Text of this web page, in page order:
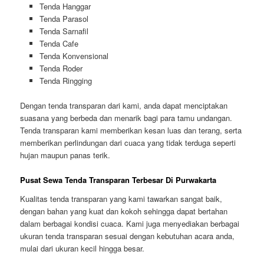
Tenda Hanggar
Tenda Parasol
Tenda Sarnafil
Tenda Cafe
Tenda Konvensional
Tenda Roder
Tenda Ringging
Dengan tenda transparan dari kami, anda dapat menciptakan
suasana yang berbeda dan menarik bagi para tamu undangan.
Tenda transparan kami memberikan kesan luas dan terang, serta
memberikan perlindungan dari cuaca yang tidak terduga seperti
hujan maupun panas terik.
Pusat Sewa Tenda Transparan Terbesar Di Purwakarta
Kualitas tenda transparan yang kami tawarkan sangat baik,
dengan bahan yang kuat dan kokoh sehingga dapat bertahan
dalam berbagai kondisi cuaca. Kami juga menyediakan berbagai
ukuran tenda transparan sesuai dengan kebutuhan acara anda,
mulai dari ukuran kecil hingga besar.